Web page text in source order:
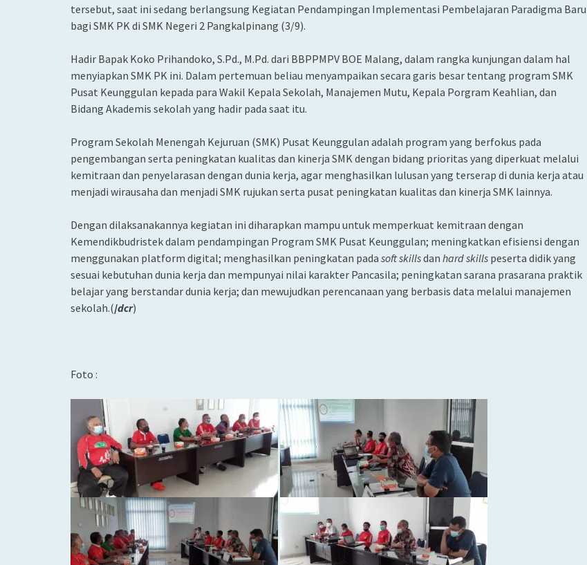
tersebut, saat ini sedang berlangsung Kegiatan Pendampingan Implementasi Pembelajaran Paradigma Baru
bagi SMK PK di SMK Negeri 2 Pangkalpinang (3/9).
Hadir Bapak Koko Prihandoko, S.Pd., M.Pd. dari BBPPMPV BOE Malang, dalam rangka kunjungan dalam hal
menyiapkan SMK PK ini. Dalam pertemuan beliau menyampaikan secara garis besar tentang program SMK
Pusat Keunggulan kepada para Wakil Kepala Sekolah, Manajemen Mutu, Kepala Porgram Keahlian, dan
Bidang Akademis sekolah yang hadir pada saat itu.
Program Sekolah Menengah Kejuruan (SMK) Pusat Keunggulan adalah program yang berfokus pada
pengembangan serta peningkatan kualitas dan kinerja SMK dengan bidang prioritas yang diperkuat melalui
kemitraan dan penyelarasan dengan dunia kerja, agar menghasilkan lulusan yang terserap di dunia kerja atau
menjadi wirausaha dan menjadi SMK rujukan serta pusat peningkatan kualitas dan kinerja SMK lainnya.
Dengan dilaksanakannya kegiatan ini diharapkan mampu untuk memperkuat kemitraan dengan
Kemendikbudristek dalam pendampingan Program SMK Pusat Keunggulan; meningkatkan efisiensi dengan
menggunakan platform digital; menghasilkan peningkatan pada soft skillsdan hard skills peserta didik yang
sesuai kebutuhan dunia kerja dan mempunyai nilai karakter Pancasila; peningkatan sarana prasarana praktik
belajar yang berstandar dunia kerja; dan mewujudkan perencanaan yang berbasis data melalui manajemen
sekolah.(/dcr)
Foto :